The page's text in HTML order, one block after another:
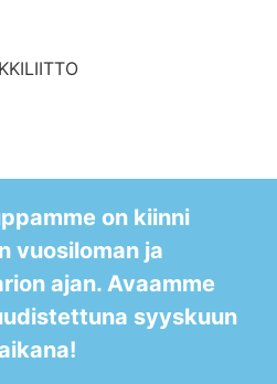
on kiinni
vuosiloman ja
ajan. Avaamme
syyskuun